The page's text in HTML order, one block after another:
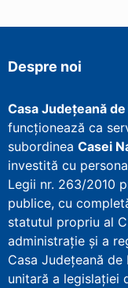
Despre noi
Casa Județeană
funcționează ca
subordinea Casei
investită cu
Legii nr. 263/2010
publice, cu
statutul propriu al
administrație și a
Casa Județeană
unitară a legislației